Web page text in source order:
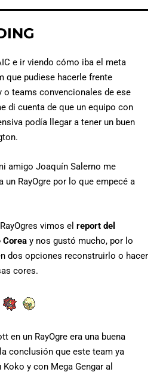
e ir viendo cómo iba el meta
que pudiese hacerle frente
o teams convencionales de ese
di cuenta de que un equipo con
podía llegar a tener un buen
amigo Joaquín Salerno me
un RayOgre por lo que empecé a
vimos el report del
Corea y nos gustó mucho, por lo
dos opciones reconstruirlo o hacer
cores.
en un RayOgre era una buena
conclusión que este team ya
y con Mega Gengar al